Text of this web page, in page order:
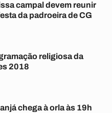
campal devem reunir
da padroeira de CG
religiosa da
2018
chega à orla às 19h